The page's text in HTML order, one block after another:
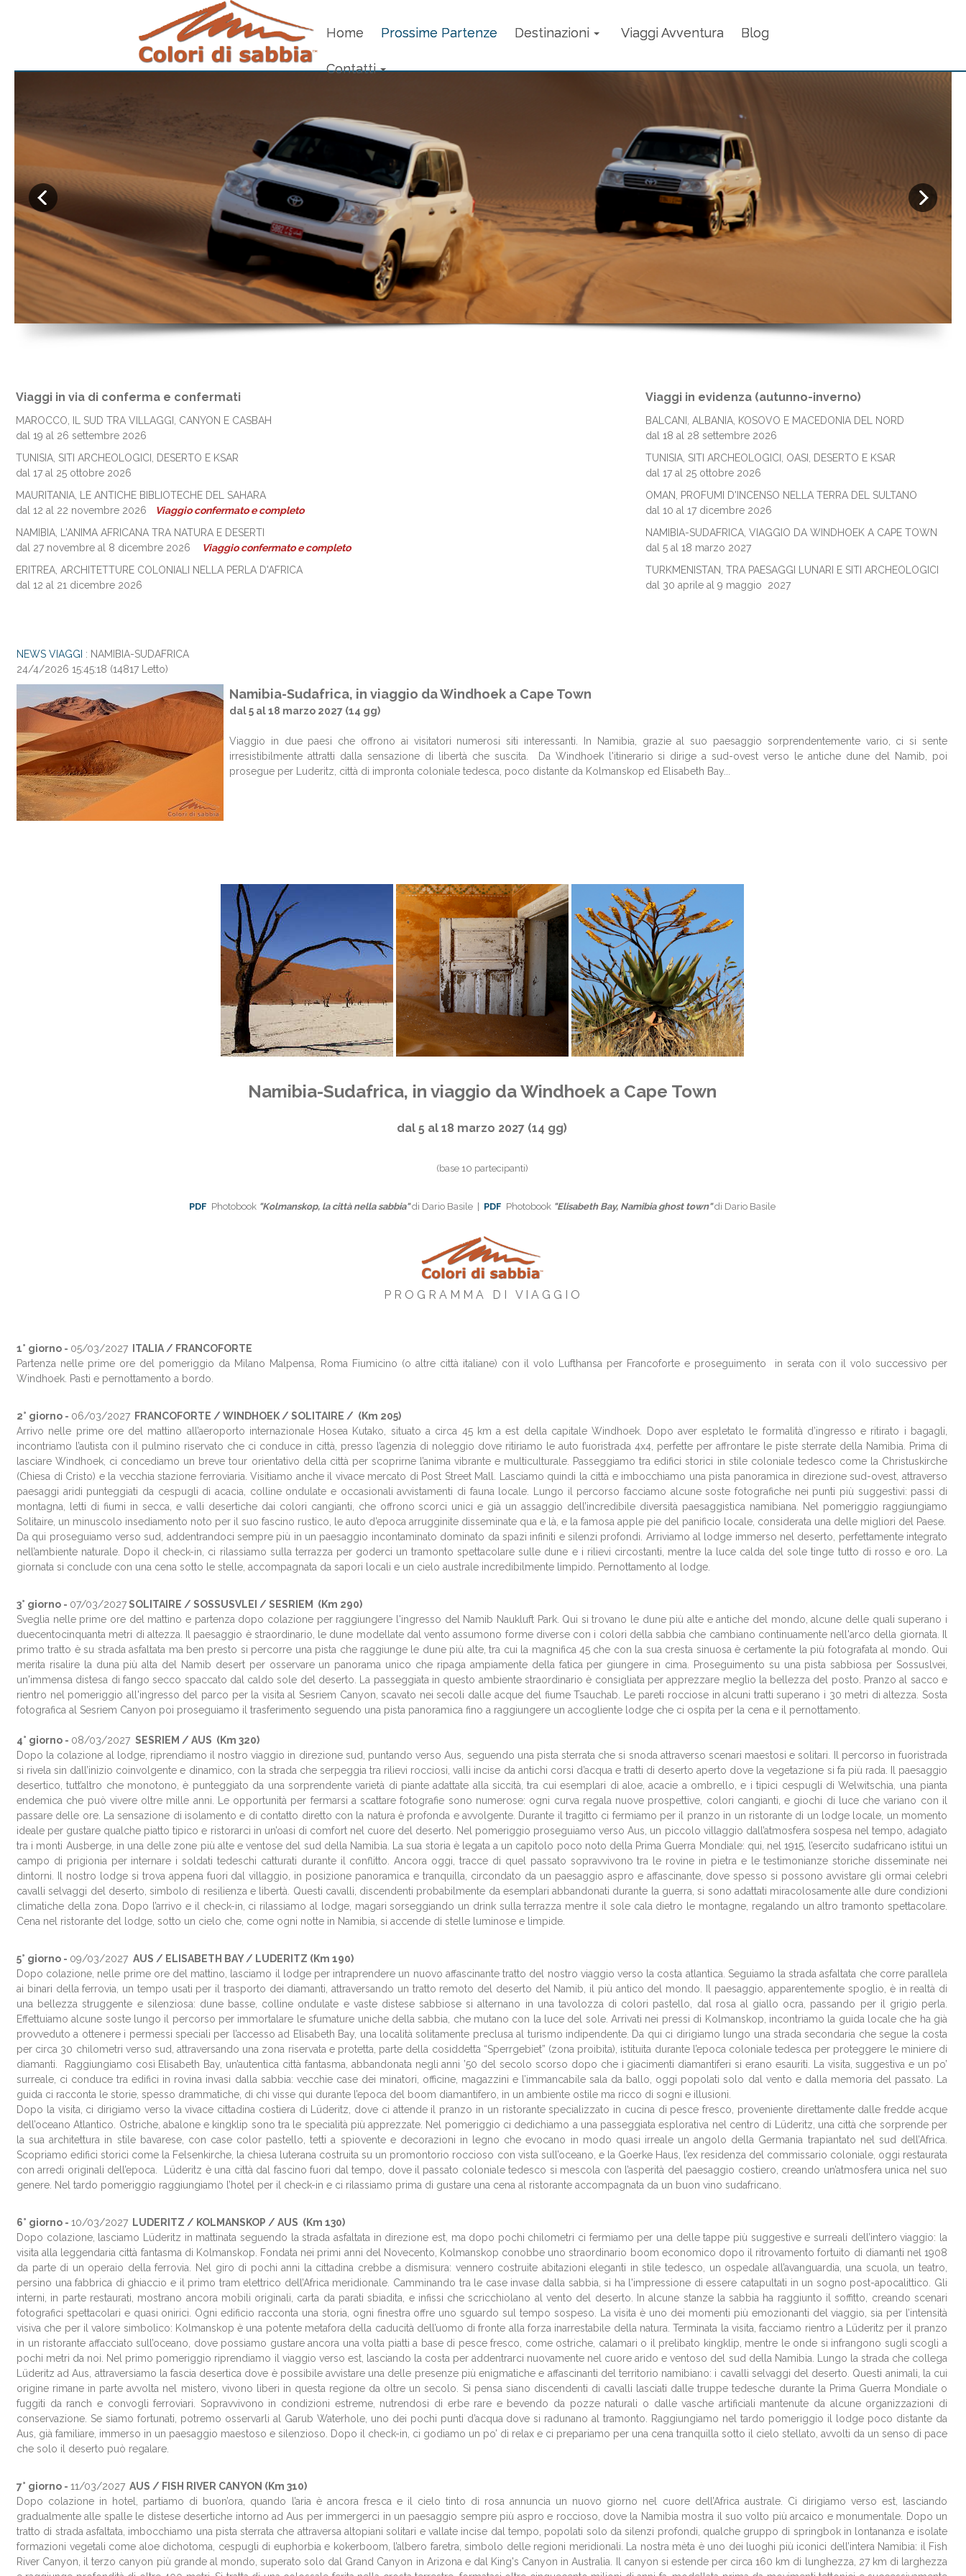
Home Prossime Partenze Destinazioni Viaggi Avventura Blog
Contatti
Viaggi in via di conferma e confermati
MAROCCO, IL SUD TRA VILLAGGI, CANYON E CASBAH
dal 19 al 26 settembre 2026
TUNISIA, SITI ARCHEOLOGICI, DESERTO E KSAR
dal 17 al 25 ottobre 2026
MAURITANIA, LE ANTICHE BIBLIOTECHE DEL SAHARA
dal 12 al 22 novembre 2026
Viaggio confermato e completo
NAMIBIA, L'ANIMA AFRICANA TRA NATURA E DESERTI
dal 27 novembre al 8 dicembre 2026
Viaggio confermato e completo
ERITREA, ARCHITETTURE COLONIALI NELLA PERLA D'AFRICA
dal 12 al 21 dicembre 2026
Viaggi in evidenza (autunno-inverno)
BALCANI, ALBANIA, KOSOVO E MACEDONIA DEL NORD
dal 18 al 28 settembre 2026
TUNISIA, SITI ARCHEOLOGICI, OASI, DESERTO E KSAR
dal 17 al 25 ottobre 2026
OMAN, PROFUMI D'INCENSO NELLA TERRA DEL SULTANO
dal 10 al 17 dicembre 2026
NAMIBIA-SUDAFRICA, VIAGGIO DA WINDHOEK A CAPE TOWN
dal 5 al 18 marzo 2027
TURKMENISTAN, TRA PAESAGGI LUNARI E SITI ARCHEOLOGICI
dal 30 aprile al 9 maggio 2027
NEWS VIAGGI : NAMIBIA-SUDAFRICA
24/4/2026 15:45:18 (14817 Letto)
Namibia-Sudafrica, in viaggio da Windhoek a Cape Town
dal 5 al 18 marzo 2027 (14 gg)
Viaggio in due paesi che offrono ai visitatori numerosi siti interessanti. In Namibia, grazie al suo paesaggio sorprendentemente vario, ci si sente
irresistibilmente attratti dalla sensazione di libertà che suscita. Da Windhoek l'itinerario si dirige a sud-ovest verso le antiche dune del Namib, poi
prosegue per Luderitz, città di impronta coloniale tedesca, poco distante da Kolmanskop ed Elisabeth Bay...
Namibia-Sudafrica, in viaggio da Windhoek a Cape Town
dal 5 al 18 marzo 2027 (14 gg)
(base 10 partecipanti)
PDF Photobook "Kolmanskop, la città nella sabbia" di Dario Basile | PDF Photobook "Elisabeth Bay, Namibia ghost town" di Dario Basile
P R O G R A M M A D I V I A G G I O
1° giorno - 05/03/2027 ITALIA / FRANCOFORTE
Partenza nelle prime ore del pomeriggio da Milano Malpensa, Roma Fiumicino (o altre città italiane) con il volo Lufthansa per Francoforte e proseguimento in serata con il volo successivo per
Windhoek. Pasti e pernottamento a bordo.
2° giorno - 06/03/2027 FRANCOFORTE / WINDHOEK / SOLITAIRE / (Km 205)
Arrivo nelle prime ore del mattino all’aeroporto internazionale Hosea Kutako, situato a circa 45 km a est della capitale Windhoek. Dopo aver espletato le formalità d’ingresso e ritirato i bagagli,
incontriamo l’autista con il pulmino riservato che ci conduce in città, presso l’agenzia di noleggio dove ritiriamo le auto fuoristrada 4x4, perfette per affrontare le piste sterrate della Namibia. Prima di
lasciare Windhoek, ci concediamo un breve tour orientativo della città per scoprirne l’anima vibrante e multiculturale. Passeggiamo tra edifici storici in stile coloniale tedesco come la Christuskirche
(Chiesa di Cristo) e la vecchia stazione ferroviaria. Visitiamo anche il vivace mercato di Post Street Mall. Lasciamo quindi la città e imbocchiamo una pista panoramica in direzione sud-ovest, attraverso
paesaggi aridi punteggiati da cespugli di acacia, colline ondulate e occasionali avvistamenti di fauna locale. Lungo il percorso facciamo alcune soste fotografiche nei punti più suggestivi: passi di
montagna, letti di fiumi in secca, e valli desertiche dai colori cangianti, che offrono scorci unici e già un assaggio dell’incredibile diversità paesaggistica namibiana. Nel pomeriggio raggiungiamo
Solitaire, un minuscolo insediamento noto per il suo fascino rustico, le auto d’epoca arrugginite disseminate qua e là, e la famosa apple pie del panificio locale, considerata una delle migliori del Paese.
Da qui proseguiamo verso sud, addentrandoci sempre più in un paesaggio incontaminato dominato da spazi infiniti e silenzi profondi. Arriviamo al lodge immerso nel deserto, perfettamente integrato
nell’ambiente naturale. Dopo il check-in, ci rilassiamo sulla terrazza per goderci un tramonto spettacolare sulle dune e i rilievi circostanti, mentre la luce calda del sole tinge tutto di rosso e oro. La
giornata si conclude con una cena sotto le stelle, accompagnata da sapori locali e un cielo australe incredibilmente limpido. Pernottamento al lodge.
3° giorno - 07/03/2027SOLITAIRE / SOSSUSVLEI / SESRIEM (Km 290)
Sveglia nelle prime ore del mattino e partenza dopo colazione per raggiungere l'ingresso del Namib Naukluft Park. Qui si trovano le dune più alte e antiche del mondo, alcune delle quali superano i
duecentocinquanta metri di altezza. Il paesaggio è straordinario, le dune modellate dal vento assumono forme diverse con i colori della sabbia che cambiano continuamente nell'arco della giornata. Il
primo tratto è su strada asfaltata ma ben presto si percorre una pista che raggiunge le dune più alte, tra cui la magnifica 45 che con la sua cresta sinuosa è certamente la più fotografata al mondo. Qui
merita risalire la duna più alta del Namib desert per osservare un panorama unico che ripaga ampiamente della fatica per giungere in cima. Proseguimento su una pista sabbiosa per Sossuslvei,
un'immensa distesa di fango secco spaccato dal caldo sole del deserto. La passeggiata in questo ambiente straordinario è consigliata per apprezzare meglio la bellezza del posto. Pranzo al sacco e
rientro nel pomeriggio all'ingresso del parco per la visita al Sesriem Canyon, scavato nei secoli dalle acque del fiume Tsauchab. Le pareti rocciose in alcuni tratti superano i 30 metri di altezza. Sosta
fotografica al Sesriem Canyon poi proseguiamo il trasferimento seguendo una pista panoramica fino a raggiungere un accogliente lodge che ci ospita per la cena e il pernottamento.
4° giorno - 08/03/2027 SESRIEM / AUS (Km 320)
Dopo la colazione al lodge, riprendiamo il nostro viaggio in direzione sud, puntando verso Aus, seguendo una pista sterrata che si snoda attraverso scenari maestosi e solitari. Il percorso in fuoristrada
si rivela sin dall’inizio coinvolgente e dinamico, con la strada che serpeggia tra rilievi rocciosi, valli incise da antichi corsi d’acqua e tratti di deserto aperto dove la vegetazione si fa più rada. Il paesaggio
desertico, tutt’altro che monotono, è punteggiato da una sorprendente varietà di piante adattate alla siccità, tra cui esemplari di aloe, acacie a ombrello, e i tipici cespugli di Welwitschia, una pianta
endemica che può vivere oltre mille anni. Le opportunità per fermarsi a scattare fotografie sono numerose: ogni curva regala nuove prospettive, colori cangianti, e giochi di luce che variano con il
passare delle ore. La sensazione di isolamento e di contatto diretto con la natura è profonda e avvolgente. Durante il tragitto ci fermiamo per il pranzo in un ristorante di un lodge locale, un momento
ideale per gustare qualche piatto tipico e ristorarci in un’oasi di comfort nel cuore del deserto. Nel pomeriggio proseguiamo verso Aus, un piccolo villaggio dall’atmosfera sospesa nel tempo, adagiato
tra i monti Ausberge, in una delle zone più alte e ventose del sud della Namibia. La sua storia è legata a un capitolo poco noto della Prima Guerra Mondiale: qui, nel 1915, l’esercito sudafricano istituì un
campo di prigionia per internare i soldati tedeschi catturati durante il conflitto. Ancora oggi, tracce di quel passato sopravvivono tra le rovine in pietra e le testimonianze storiche disseminate nei
dintorni. Il nostro lodge si trova appena fuori dal villaggio, in posizione panoramica e tranquilla, circondato da un paesaggio aspro e affascinante, dove spesso si possono avvistare gli ormai celebri
cavalli selvaggi del deserto, simbolo di resilienza e libertà. Questi cavalli, discendenti probabilmente da esemplari abbandonati durante la guerra, si sono adattati miracolosamente alle dure condizioni
climatiche della zona. Dopo l’arrivo e il check-in, ci rilassiamo al lodge, magari sorseggiando un drink sulla terrazza mentre il sole cala dietro le montagne, regalando un altro tramonto spettacolare.
Cena nel ristorante del lodge, sotto un cielo che, come ogni notte in Namibia, si accende di stelle luminose e limpide.
5° giorno - 09/03/2027 AUS / ELISABETH BAY / LUDERITZ (Km 190)
Dopo colazione, nelle prime ore del mattino, lasciamo il lodge per intraprendere un nuovo affascinante tratto del nostro viaggio verso la costa atlantica. Seguiamo la strada asfaltata che corre parallela
ai binari della ferrovia, un tempo usati per il trasporto dei diamanti, attraversando un tratto remoto del deserto del Namib, il più antico del mondo. Il paesaggio, apparentemente spoglio, è in realtà di
una bellezza struggente e silenziosa: dune basse, colline ondulate e vaste distese sabbiose si alternano in una tavolozza di colori pastello, dal rosa al giallo ocra, passando per il grigio perla.
Effettuiamo alcune soste lungo il percorso per immortalare le sfumature uniche della sabbia, che mutano con la luce del sole. Arrivati nei pressi di Kolmanskop, incontriamo la guida locale che ha già
provveduto a ottenere i permessi speciali per l’accesso ad Elisabeth Bay, una località solitamente preclusa al turismo indipendente. Da qui ci dirigiamo lungo una strada secondaria che segue la costa
per circa 30 chilometri verso sud, attraversando una zona riservata e protetta, parte della cosiddetta “Sperrgebiet” (zona proibita), istituita durante l’epoca coloniale tedesca per proteggere le miniere di
diamanti. Raggiungiamo così Elisabeth Bay, un’autentica città fantasma, abbandonata negli anni ’50 del secolo scorso dopo che i giacimenti diamantiferi si erano esauriti. La visita, suggestiva e un po’
surreale, ci conduce tra edifici in rovina invasi dalla sabbia: vecchie case dei minatori, officine, magazzini e l’immancabile sala da ballo, oggi popolati solo dal vento e dalla memoria del passato. La
guida ci racconta le storie, spesso drammatiche, di chi visse qui durante l’epoca del boom diamantifero, in un ambiente ostile ma ricco di sogni e illusioni.
Dopo la visita, ci dirigiamo verso la vivace cittadina costiera di Lüderitz, dove ci attende il pranzo in un ristorante specializzato in cucina di pesce fresco, proveniente direttamente dalle fredde acque
dell’oceano Atlantico. Ostriche, abalone e kingklip sono tra le specialità più apprezzate. Nel pomeriggio ci dedichiamo a una passeggiata esplorativa nel centro di Lüderitz, una città che sorprende per
la sua architettura in stile bavarese, con case color pastello, tetti a spiovente e decorazioni in legno che evocano in modo quasi irreale un angolo della Germania trapiantato nel sud dell’Africa.
Scopriamo edifici storici come la Felsenkirche, la chiesa luterana costruita su un promontorio roccioso con vista sull’oceano, e la Goerke Haus, l’ex residenza del commissario coloniale, oggi restaurata
con arredi originali dell’epoca. Lüderitz è una città dal fascino fuori dal tempo, dove il passato coloniale tedesco si mescola con l’asperità del paesaggio costiero, creando un’atmosfera unica nel suo
genere. Nel tardo pomeriggio raggiungiamo l’hotel per il check-in e ci rilassiamo prima di gustare una cena al ristorante accompagnata da un buon vino sudafricano.
6° giorno - 10/03/2027 LUDERITZ / KOLMANSKOP / AUS (Km 130)
Dopo colazione, lasciamo Lüderitz in mattinata seguendo la strada asfaltata in direzione est, ma dopo pochi chilometri ci fermiamo per una delle tappe più suggestive e surreali dell’intero viaggio: la
visita alla leggendaria città fantasma di Kolmanskop. Fondata nei primi anni del Novecento, Kolmanskop conobbe uno straordinario boom economico dopo il ritrovamento fortuito di diamanti nel 1908
da parte di un operaio della ferrovia. Nel giro di pochi anni la cittadina crebbe a dismisura: vennero costruite abitazioni eleganti in stile tedesco, un ospedale all’avanguardia, una scuola, un teatro,
persino una fabbrica di ghiaccio e il primo tram elettrico dell’Africa meridionale. Camminando tra le case invase dalla sabbia, si ha l'impressione di essere catapultati in un sogno post-apocalittico. Gli
interni, in parte restaurati, mostrano ancora mobili originali, carta da parati sbiadita, e infissi che scricchiolano al vento del deserto. In alcune stanze la sabbia ha raggiunto il soffitto, creando scenari
fotografici spettacolari e quasi onirici. Ogni edificio racconta una storia, ogni finestra offre uno sguardo sul tempo sospeso. La visita è uno dei momenti più emozionanti del viaggio, sia per l’intensità
visiva che per il valore simbolico: Kolmanskop è una potente metafora della caducità dell’uomo di fronte alla forza inarrestabile della natura. Terminata la visita, facciamo rientro a Lüderitz per il pranzo
in un ristorante affacciato sull’oceano, dove possiamo gustare ancora una volta piatti a base di pesce fresco, come ostriche, calamari o il prelibato kingklip, mentre le onde si infrangono sugli scogli a
pochi metri da noi. Nel primo pomeriggio riprendiamo il viaggio verso est, lasciando la costa per addentrarci nuovamente nel cuore arido e ventoso del sud della Namibia. Lungo la strada che collega
Lüderitz ad Aus, attraversiamo la fascia desertica dove è possibile avvistare una delle presenze più enigmatiche e affascinanti del territorio namibiano: i cavalli selvaggi del deserto. Questi animali, la cui
origine rimane in parte avvolta nel mistero, vivono liberi in questa regione da oltre un secolo. Si pensa siano discendenti di cavalli lasciati dalle truppe tedesche durante la Prima Guerra Mondiale o
fuggiti da ranch e convogli ferroviari. Sopravvivono in condizioni estreme, nutrendosi di erbe rare e bevendo da pozze naturali o dalle vasche artificiali mantenute da alcune organizzazioni di
conservazione. Se siamo fortunati, potremo osservarli al Garub Waterhole, uno dei pochi punti d’acqua dove si radunano al tramonto. Raggiungiamo nel tardo pomeriggio il lodge poco distante da
Aus, già familiare, immerso in un paesaggio maestoso e silenzioso. Dopo il check-in, ci godiamo un po’ di relax e ci prepariamo per una cena tranquilla sotto il cielo stellato, avvolti da un senso di pace
che solo il deserto può regalare.
7° giorno - 11/03/2027 AUS / FISH RIVER CANYON (Km 310)
Dopo colazione in hotel, partiamo di buon’ora, quando l’aria è ancora fresca e il cielo tinto di rosa annuncia un nuovo giorno nel cuore dell’Africa australe. Ci dirigiamo verso est, lasciando
gradualmente alle spalle le distese desertiche intorno ad Aus per immergerci in un paesaggio sempre più aspro e roccioso, dove la Namibia mostra il suo volto più arcaico e monumentale. Dopo un
tratto di strada asfaltata, imbocchiamo una pista sterrata che attraversa altopiani solitari e vallate incise dal tempo, popolati solo da silenzi profondi, qualche gruppo di springbok in lontananza e isolate
formazioni vegetali come aloe dichotoma, cespugli di euphorbia e kokerboom, l’albero faretra, simbolo delle regioni meridionali. La nostra mèta è uno dei luoghi più iconici dell’intera Namibia: il Fish
River Canyon, il terzo canyon più grande al mondo, superato solo dal Grand Canyon in Arizona e dal King's Canyon in Australia. Il canyon si estende per circa 160 km di lunghezza, 27 km di larghezza